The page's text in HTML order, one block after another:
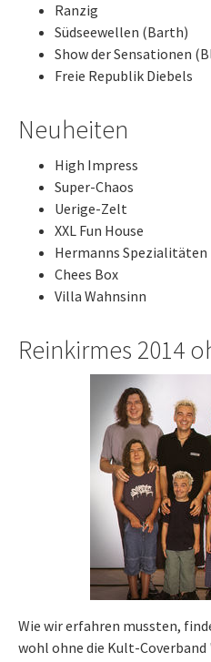
Ranzig
Südseewellen (Barth)
Show der Sensationen
Freie Republik Diebels
Neuheiten
High Impress
Super-Chaos
Uerige-Zelt
XXL Fun House
Hermanns Spezialitäten
Chees Box
Villa Wahnsinn
Reinkirmes 2014
Wie wir erfahren mussten,
wohl ohne die Kult-